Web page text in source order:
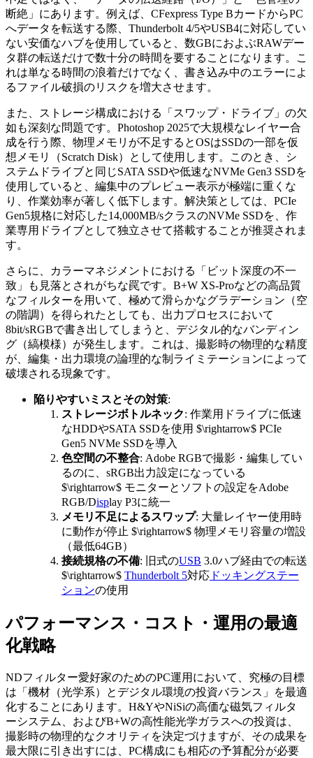
断絶」にあります。例えば、CFexpress Type BカードからPC
へデータを転送する際、Thunderbolt 4/5やUSB4に対応してい
ない安価なハブを使用していると、数GBにおよぶRAWデー
タ群の転送だけで数十分の時間を要することになります。こ
れは単なる時間の浪着だけでなく、書き込み中のエラーによ
るファイル破損のリスクを増大させます。
また、ストレージ構成における「スワップ・ドライブ」の欠
如も深刻な問題です。Photoshop 2025で大規模なレイヤー合
成を行う際、物理メモリが不足するとOSはSSDの一部を仮
想メモリ（Scratch Disk）として使用します。このとき、シ
ステムドライブと同じSATA SSDや低速なNVMe Gen3 SSDを
使用していると、編集中のプレビュー表示が極端に重くな
り、作業効率が著しく低下します。解決策としては、PCIe
Gen5規格に対応した14,000MB/sクラスのNVMe SSDを、作
業専用ドライブとして独立させて搭載することが推奨されま
す。
さらに、カラーマネジメントにおける「ビット深度の不一
致」も見落とされがちな罠です。B+W XS-Proなどの高品質
なフィルターを用いて、極めて滑らかなグラデーション（空
の階調）を得られたとしても、出力プロセスにおいて
8bit/sRGBで書き出してしまうと、デジタル的なバンディン
グ（縞模様）が発生します。これは、撮影時の物理的な精度
が、編集・出力環境の論理的な制ライミテーションによって
破壊される現象です。
陥りやすいミスとその対策:
ストレージボトルネック: 作業用ドライブに低速
なHDDやSATA SSDを使用 $\rightarrow$ PCIe
Gen5 NVMe SSDを導入
色空間の不整合: Adobe RGBで撮影・編集してい
るのに、sRGB出力設定になっている
$\rightarrow$ モニターとソフトの設定をAdobe
RGB/Display P3に統一
メモリ不足によるスワップ: 大量レイヤー使用時
に動作が停止 $\rightarrow$ 物理メモリ容量の増設
（最低64GB）
接続規格の不備: 旧式のUSB 3.0ハブ経由での転送
$\rightarrow$ Thunderbolt 5対応 ドッキングステー
ションの使用
パフォーマンス・コスト・運用の最適
化戦略
NDフィルター愛好家のためのPC運用において、究極の目標
は「機材（光学系）とデジタル環境の投資バランス」を最適
化することにあります。H&YやNiSiの高価な磁気フィルタ
ーシステム、およびB+Wの高性能光学ガラスへの投資は、
撮影時の物理的なクオリティを決定づけますが、その成果を
最大限に引き出すには、PC構成にも相応の予算配分が必要